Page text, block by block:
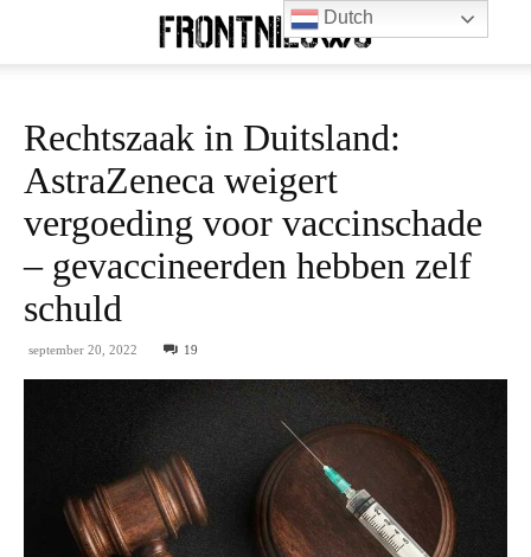
Rechtszaak in Duitsland:
AstraZeneca weigert
vergoeding voor vaccinschade
– gevaccineerden hebben zelf
schuld
september 20, 2022 19
Dutch